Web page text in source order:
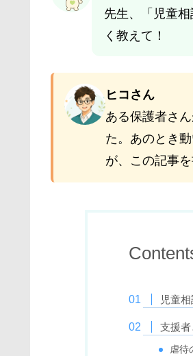
先生、「児童
く教えて！
ヒコさん
ある保護者さ
た。あのとき
が、この記事
児童
支援
虐待